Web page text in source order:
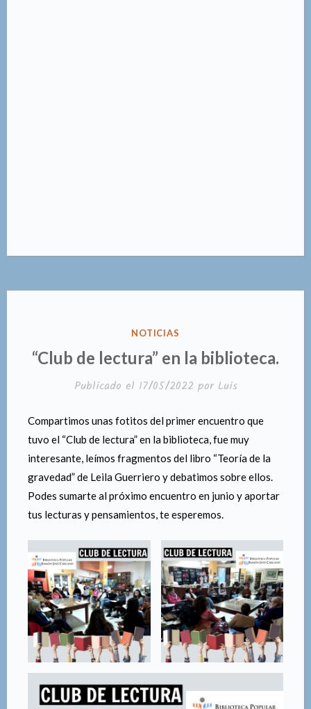
PUBLICADO
NOTICIAS
“Club de lectura” en la biblioteca.
Publicado el 17/05/2022 por Luis
Compartimos unas fotitos del primer encuentro que
tuvo el “Club de lectura” en la biblioteca, fue muy
interesante, leímos fragmentos del libro “Teoría de la
gravedad” de Leila Guerriero y debatimos sobre ellos.
Podes sumarte al próximo encuentro en junio y aportar
tus lecturas y pensamientos, te esperemos.